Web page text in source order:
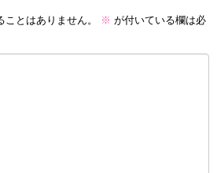
とはありません。 ※ が付いている欄は必